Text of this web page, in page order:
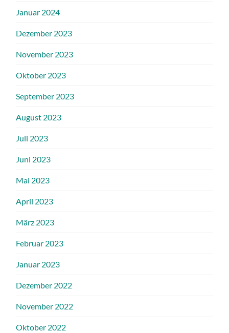
Januar 2024
Dezember 2023
November 2023
Oktober 2023
September 2023
August 2023
Juli 2023
Juni 2023
Mai 2023
April 2023
März 2023
Februar 2023
Januar 2023
Dezember 2022
November 2022
Oktober 2022